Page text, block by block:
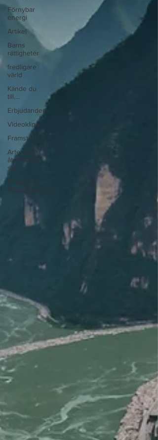
Förnybar
energi
Artikel
Barns
rättigheter
fredligare
värld
Kände du
till....
Erbjudanden
Videoklipp
Framsteg
Arter som
återhämtar
sig